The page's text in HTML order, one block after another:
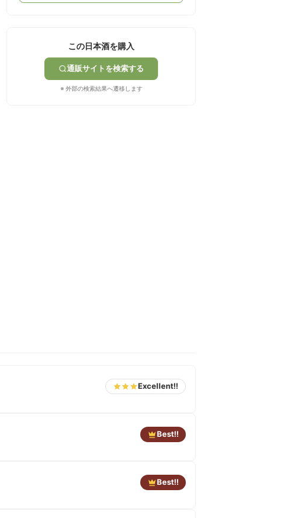
この日本酒を購入
通販サイトを検索する
※ 外部の検索結果へ遷移します
Excellent!!
Best!!
Best!!